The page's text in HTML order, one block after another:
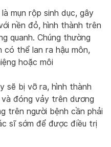
mụn rộp sinh dục, gây
nền đỏ, hình thành trên
quanh. Chúng thường
có thể lan ra hậu môn,
hoặc môi
sẽ bị vỡ ra, hình thành
đóng vảy trên dương
trên người bệnh cần phải
sĩ sớm để được điều trị